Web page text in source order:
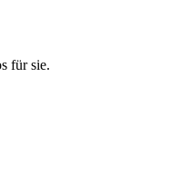
für sie.